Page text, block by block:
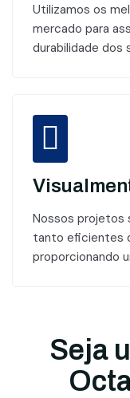
Utilizamos os
mercado para
durabilidade dos
Nossos projetos
tanto eficientes
proporcionando
Seja